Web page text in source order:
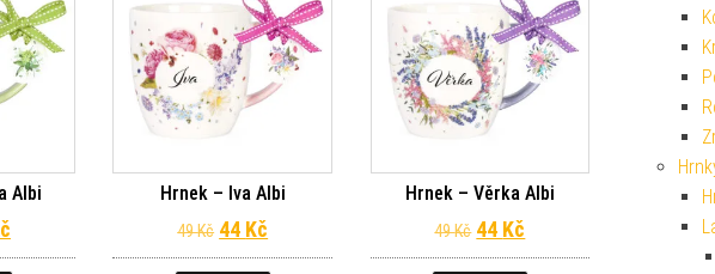
Albi
cena byla: 49 Kč.
Aktuální cena je: 44 Kč.
Hrnek – Iva Albi
49Kč Původní cena byla: 49 Kč.
44 Kč Aktuální cena je: 44 Kč.
Hrnek – Věrka Albi
49Kč Původní cena byla: 49 Kč.
44 Kč Aktuální cena je: 44